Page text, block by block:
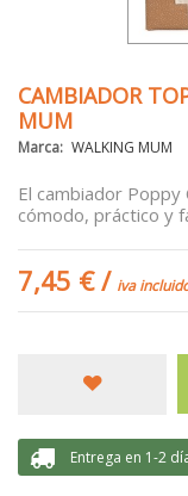
CAMBIADOR
MUM
Marca: WALKING MUM
El cambiador
cómodo, práctico y
7,45 €/ iva
Entrega en 1-2